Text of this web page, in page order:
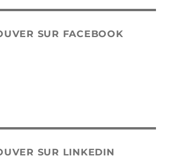
SUR FACEBOOK
SUR LINKEDIN